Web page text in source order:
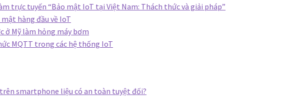
trực tuyến “Bảo mật IoT tại Việt Nam: Thách thức và giải pháp”
hàng đầu về IoT
ở Mỹ làm hỏng máy bơm
MQTT trong các hệ thống IoT
smartphone liệu có an toàn tuyệt đối?